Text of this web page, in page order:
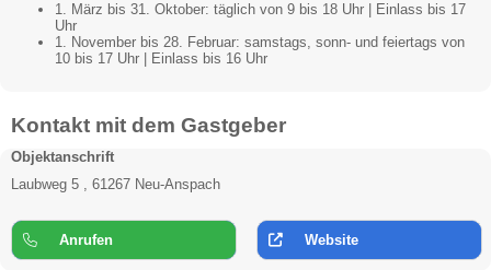
1. März bis 31. Oktober: täglich von 9 bis 18 Uhr | Einlass bis 17
Uhr
1. November bis 28. Februar: samstags, sonn- und feiertags von
10 bis 17 Uhr | Einlass bis 16 Uhr
Kontakt mit dem Gastgeber
Objektanschrift
Laubweg 5 , 61267 Neu-Anspach
Anrufen Website